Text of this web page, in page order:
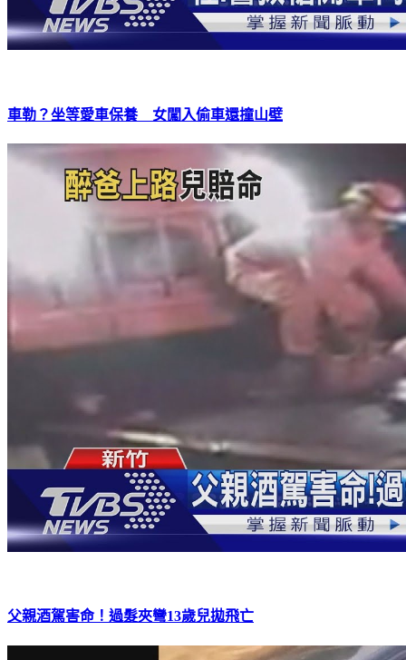
車勒？坐等愛車保養 女闖入偷車還撞山壁
父親酒駕害命！過髮夾彎13歲兒拋飛亡